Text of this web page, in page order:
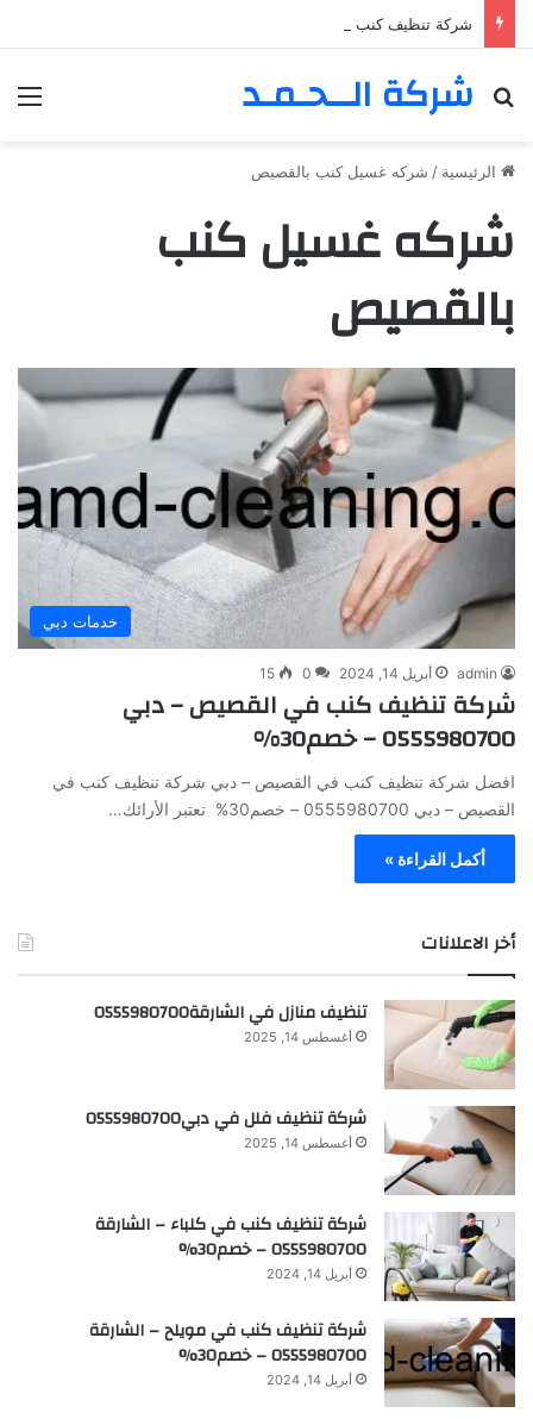
شركة تنظيف كنب في المزهر – دبي 0555980700 – خصم30%
شركة الــحـمـد
بحث عن
الرئيسية / شركه غسيل كنب بالقصيص
شركه غسيل كنب
بالقصيص
خدمات دبي
admin أبريل 14, 2024 0
15
شركة تنظيف كنب في القصيص – دبي
0555980700 – خصم30%
افضل شركة تنظيف كنب في القصيص – دبي شركة تنظيف كنب في
القصيص – دبي 0555980700 – خصم30% تعتبر الأرائك…
أكمل القراءة »
أخر الاعلانات
تنظيف منازل في الشارقة0555980700
أغسطس 14, 2025
شركة تنظيف فلل في دبي0555980700
أغسطس 14, 2025
شركة تنظيف كنب في كلباء – الشارقة
0555980700 – خصم30%
أبريل 14, 2024
شركة تنظيف كنب في مويلح – الشارقة
0555980700 – خصم30%
أبريل 14, 2024